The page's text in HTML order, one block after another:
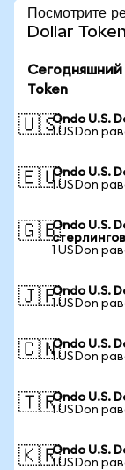
Посмотрите
Dollar Token
Сегодняшний
Token
🇺🇸Ondo U.S.
1 USDon
🇪🇺Ondo U.S.
1 USDon
🇬🇧Ondo U.S.
стерлингов
1 USDon
🇯🇵Ondo U.S.
1 USDon
🇨🇳Ondo U.S.
1 USDon
🇹🇷Ondo U.S.
1 USDon
🇰🇷Ondo U.S.
1 USDon